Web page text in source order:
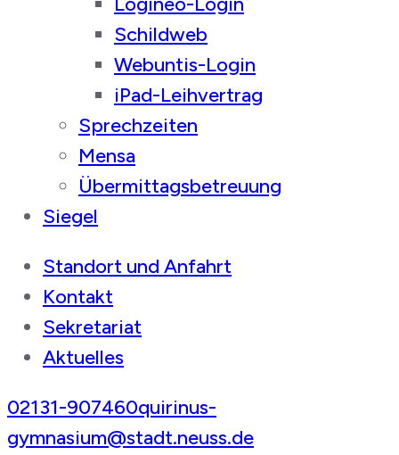
Schildweb
Webuntis-Login
iPad-Leihvertrag
Sprechzeiten
Mensa
Übermittagsbetreuung
Siegel
Standort und Anfahrt
Kontakt
Sekretariat
Aktuelles
02131-907460quirinus-
gymnasium@stadt.neuss.de